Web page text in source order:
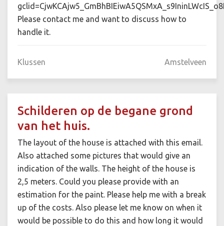
Please contact me and want to discuss how to
handle it.
Klussen Amstelveen
Schilderen op de begane grond
van het huis.
The layout of the house is attached with this email.
Also attached some pictures that would give an
indication of the walls. The height of the house is
2,5 meters. Could you please provide with an
estimation for the paint. Please help me with a break
up of the costs. Also please let me know on when it
would be possible to do this and how long it would